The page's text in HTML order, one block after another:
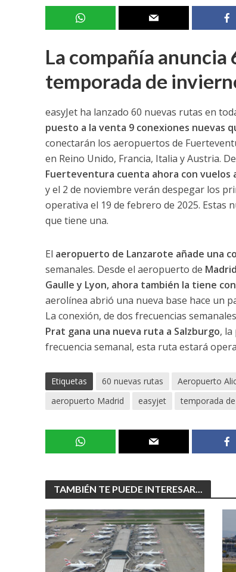
La compañía anuncia
temporada de
easyJet ha lanzado 60 nuevas rutas en
puesto a la venta 9 conexiones nuevas
conectarán los aeropuertos de
en Reino Unido, Francia, Italia y Austria.
Fuerteventura cuenta ahora con vuelos
y el 2 de noviembre verán despegar los
operativa el 19 de febrero de 2025. Estas
que tiene una.
El aeropuerto de Lanzarote añade una
semanales. Desde el aeropuerto de
Gaulle y Lyon, ahora también la tiene
aerolínea abrió una nueva base hace un
La conexión, de dos frecuencias
Prat gana una nueva ruta a Salzburgo,
frecuencia semanal, esta ruta estará
Etiquetas 60 nuevas rutas Aeropuerto
aeropuerto Madrid
easyjet temporada
TAMBIÉN TE PUEDE INTERESAR...